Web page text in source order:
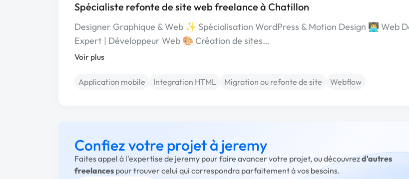
Spécialiste refonte de site web freelance à Chatillon
Designer Graphique & Web ✨ Spécialisation WordPress & Motion Design 👨‍💻 Web
Expert | Développeur Web 🎨 Création de sites…
Voir plus
Application mobile Integration HTML Migration ou refonte de site Webflow
Confiez votre projet à jeremy
Faites appel à l'expertise de jeremy pour faire avancer votre projet, ou découvrezd'autres
freelances pour trouver celui qui correspondra parfaitement à vos besoins.